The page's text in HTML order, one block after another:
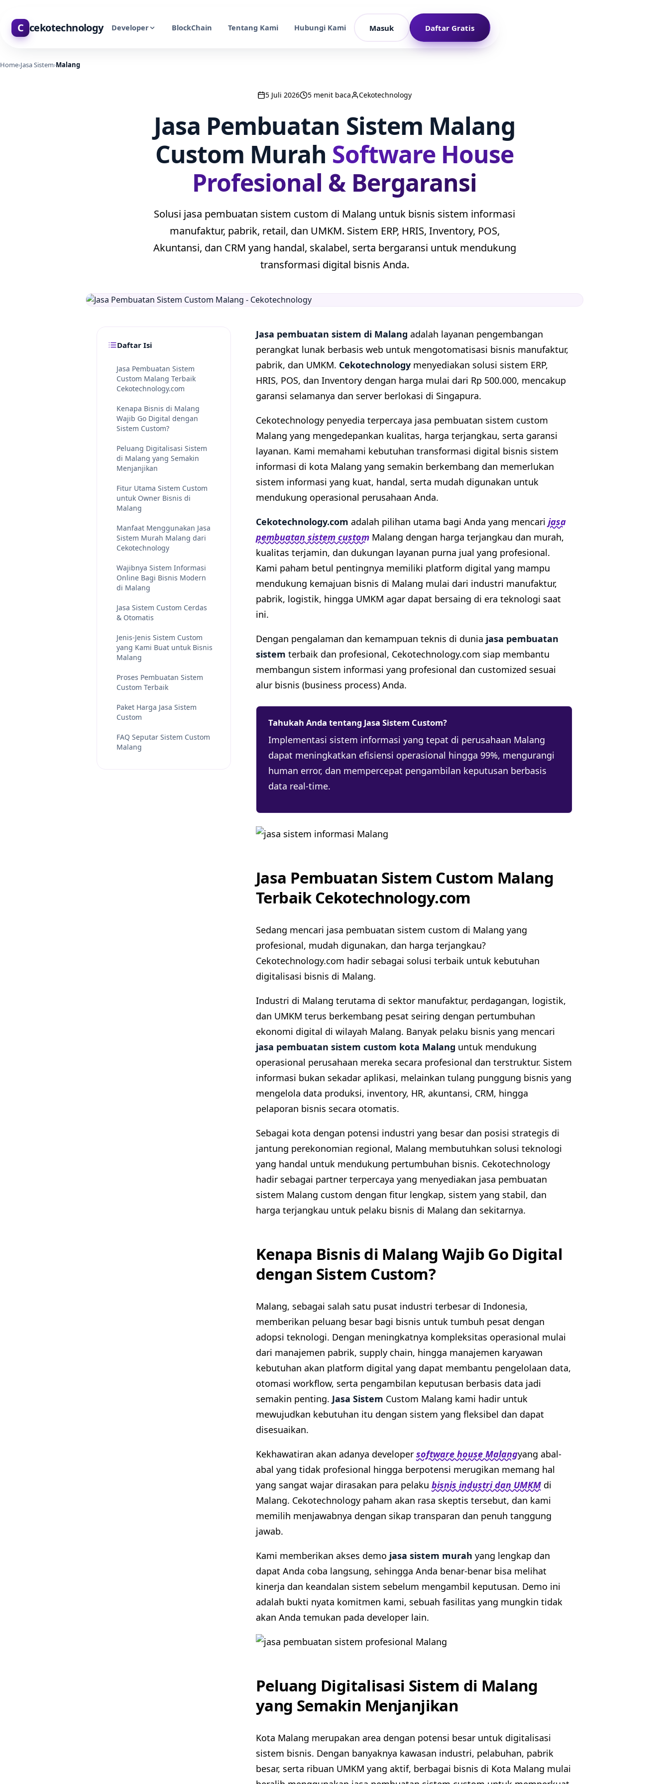
C cekotechnology Developer BlockChain Tentang Kami Hubungi Kami Masuk Daftar Gratis
Home›Jasa Sistem›Malang
5 Juli 2026 5 menit baca Cekotechnology
Jasa Pembuatan Sistem Malang
Custom Murah Software House
Profesional & Bergaransi
Solusi jasa pembuatan sistem custom di Malang untuk bisnis sistem informasi
manufaktur, pabrik, retail, dan UMKM. Sistem ERP, HRIS, Inventory, POS,
Akuntansi, dan CRM yang handal, skalabel, serta bergaransi untuk mendukung
transformasi digital bisnis Anda.
Daftar Isi
Jasa Pembuatan Sistem
Custom Malang Terbaik
Cekotechnology.com
Kenapa Bisnis di Malang
Wajib Go Digital dengan
Sistem Custom?
Peluang Digitalisasi Sistem
di Malang yang Semakin
Menjanjikan
Fitur Utama Sistem Custom
untuk Owner Bisnis di
Malang
Manfaat Menggunakan Jasa
Sistem Murah Malang dari
Cekotechnology
Wajibnya Sistem Informasi
Online Bagi Bisnis Modern
di Malang
Jasa Sistem Custom Cerdas
& Otomatis
Jenis-Jenis Sistem Custom
yang Kami Buat untuk Bisnis
Malang
Proses Pembuatan Sistem
Custom Terbaik
Paket Harga Jasa Sistem
Custom
FAQ Seputar Sistem Custom
Malang
Jasa pembuatan sistem di Malang adalah layanan pengembangan
perangkat lunak berbasis web untuk mengotomatisasi bisnis manufaktur,
pabrik, dan UMKM. Cekotechnology menyediakan solusi sistem ERP,
HRIS, POS, dan Inventory dengan harga mulai dari Rp 500.000, mencakup
garansi selamanya dan server berlokasi di Singapura.
Cekotechnology penyedia terpercaya jasa pembuatan sistem custom
Malang yang mengedepankan kualitas, harga terjangkau, serta garansi
layanan. Kami memahami kebutuhan transformasi digital bisnis sistem
informasi di kota Malang yang semakin berkembang dan memerlukan
sistem informasi yang kuat, handal, serta mudah digunakan untuk
mendukung operasional perusahaan Anda.
Cekotechnology.com adalah pilihan utama bagi Anda yang mencari jasa
pembuatan sistem custom Malang dengan harga terjangkau dan murah,
kualitas terjamin, dan dukungan layanan purna jual yang profesional.
Kami paham betul pentingnya memiliki platform digital yang mampu
mendukung kemajuan bisnis di Malang mulai dari industri manufaktur,
pabrik, logistik, hingga UMKM agar dapat bersaing di era teknologi saat
ini.
Dengan pengalaman dan kemampuan teknis di dunia jasa pembuatan
sistem terbaik dan profesional, Cekotechnology.com siap membantu
membangun sistem informasi yang profesional dan customized sesuai
alur bisnis (business process) Anda.
Tahukah Anda tentang Jasa Sistem Custom?
Implementasi sistem informasi yang tepat di perusahaan Malang
dapat meningkatkan efisiensi operasional hingga 99%, mengurangi
human error, dan mempercepat pengambilan keputusan berbasis
data real-time.
Jasa Pembuatan Sistem Custom Malang
Terbaik Cekotechnology.com
Sedang mencari jasa pembuatan sistem custom di Malang yang
profesional, mudah digunakan, dan harga terjangkau?
Cekotechnology.com hadir sebagai solusi terbaik untuk kebutuhan
digitalisasi bisnis di Malang.
Industri di Malang terutama di sektor manufaktur, perdagangan, logistik,
dan UMKM terus berkembang pesat seiring dengan pertumbuhan
ekonomi digital di wilayah Malang. Banyak pelaku bisnis yang mencari
jasa pembuatan sistem custom kota Malang untuk mendukung
operasional perusahaan mereka secara profesional dan terstruktur. Sistem
informasi bukan sekadar aplikasi, melainkan tulang punggung bisnis yang
mengelola data produksi, inventory, HR, akuntansi, CRM, hingga
pelaporan bisnis secara otomatis.
Sebagai kota dengan potensi industri yang besar dan posisi strategis di
jantung perekonomian regional, Malang membutuhkan solusi teknologi
yang handal untuk mendukung pertumbuhan bisnis. Cekotechnology
hadir sebagai partner terpercaya yang menyediakan jasa pembuatan
sistem Malang custom dengan fitur lengkap, sistem yang stabil, dan
harga terjangkau untuk pelaku bisnis di Malang dan sekitarnya.
Kenapa Bisnis di Malang Wajib Go Digital
dengan Sistem Custom?
Malang, sebagai salah satu pusat industri terbesar di Indonesia,
memberikan peluang besar bagi bisnis untuk tumbuh pesat dengan
adopsi teknologi. Dengan meningkatnya kompleksitas operasional mulai
dari manajemen pabrik, supply chain, hingga manajemen karyawan
kebutuhan akan platform digital yang dapat membantu pengelolaan data,
otomasi workflow, serta pengambilan keputusan berbasis data jadi
semakin penting. Jasa Sistem Custom Malang kami hadir untuk
mewujudkan kebutuhan itu dengan sistem yang fleksibel dan dapat
disesuaikan.
Kekhawatiran akan adanya developer software house Malangyang abal-
abal yang tidak profesional hingga berpotensi merugikan memang hal
yang sangat wajar dirasakan para pelaku bisnis industri dan UMKM di
Malang. Cekotechnology paham akan rasa skeptis tersebut, dan kami
memilih menjawabnya dengan sikap transparan dan penuh tanggung
jawab.
Kami memberikan akses demo jasa sistem murah yang lengkap dan
dapat Anda coba langsung, sehingga Anda benar-benar bisa melihat
kinerja dan keandalan sistem sebelum mengambil keputusan. Demo ini
adalah bukti nyata komitmen kami, sebuah fasilitas yang mungkin tidak
akan Anda temukan pada developer lain.
Peluang Digitalisasi Sistem di Malang
yang Semakin Menjanjikan
Kota Malang merupakan area dengan potensi besar untuk digitalisasi
sistem bisnis. Dengan banyaknya kawasan industri, pelabuhan, pabrik
besar, serta ribuan UMKM yang aktif, berbagai bisnis di Kota Malang mulai